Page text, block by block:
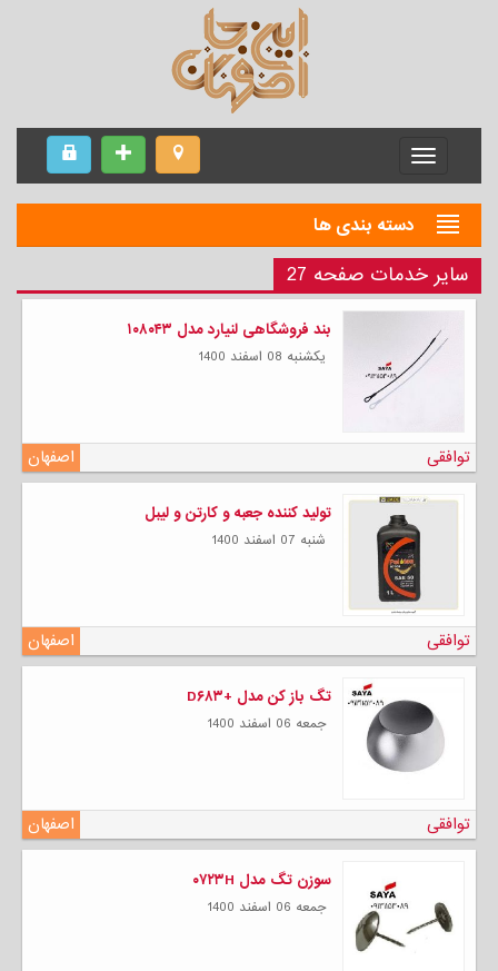
Menu
دسته بندی ها
سایر خدمات صفحه 27
بند فروشگاهی لنیارد مدل ۱۰۸۰۴۳
يكشنبه 08 اسفند 1400
اصفهان توافقی
تولید کننده جعبه و کارتن و لیبل
شنبه 07 اسفند 1400
اصفهان توافقی
تگ باز کن مدل +D۶۸۳
جمعه 06 اسفند 1400
اصفهان توافقی
سوزن تگ مدل ۰۷۲۳H
جمعه 06 اسفند 1400